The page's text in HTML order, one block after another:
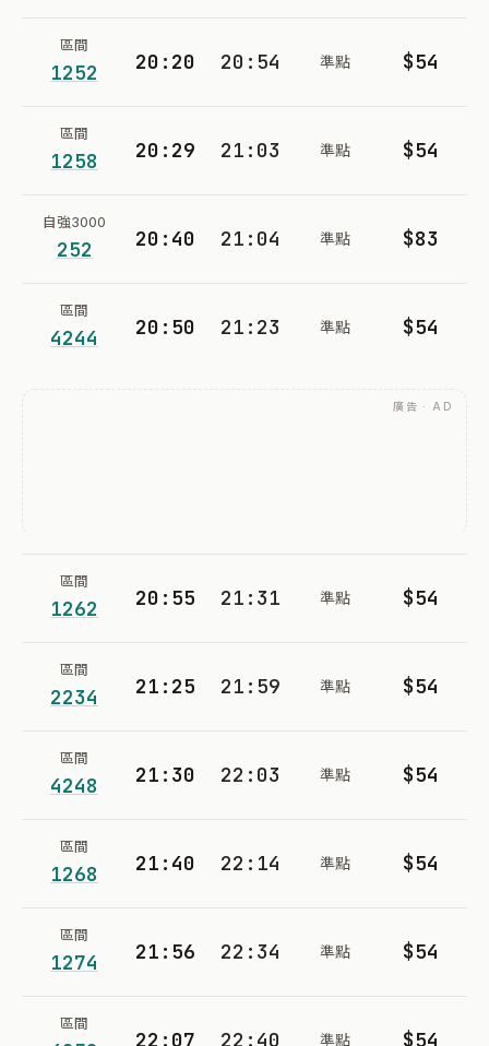
區間
1252 20:20 20:54 準點 $54
區間
1258 20:29 21:03 準點 $54
自強3000
252 20:40 21:04 準點 $83
區間
4244 20:50 21:23 準點 $54
廣告 · AD
區間
1262 20:55 21:31 準點 $54
區間
2234 21:25 21:59 準點 $54
區間
4248 21:30 22:03 準點 $54
區間
1268 21:40 22:14 準點 $54
區間
1274 21:56 22:34 準點 $54
區間
22:07 22:40 準點 $54